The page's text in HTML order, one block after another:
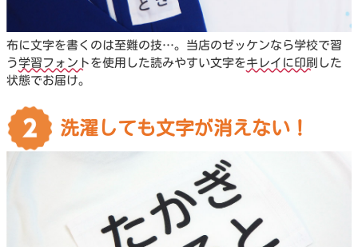
布に文字を書くのは至難の技…。当店のゼッケンなら学校で習
う 学習フォント を使用した読みやすい文字をキレイに印刷 した
状態でお届け。
洗濯しても文字が消えない！